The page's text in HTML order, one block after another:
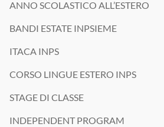
ANNO SCOLASTICO ALL’ESTERO
BANDI ESTATE INPSIEME
ITACA INPS
CORSO LINGUE ESTERO INPS
STAGE DI CLASSE
INDEPENDENT PROGRAM